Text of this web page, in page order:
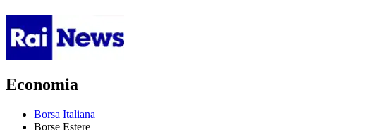
Economia
Borsa Italiana
Borse Estere